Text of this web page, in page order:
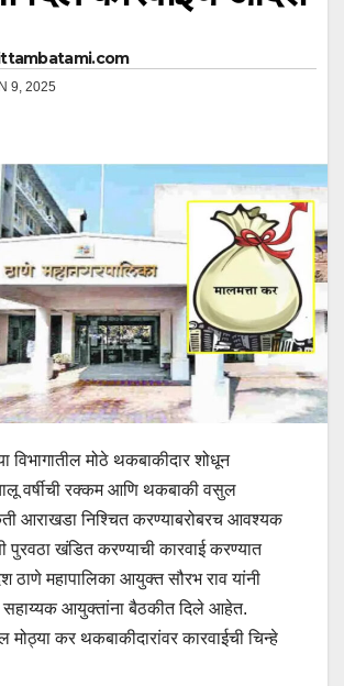
9, 2025
विभागातील मोठे थकबाकीदार शोधून
वर्षीची रक्कम आणि थकबाकी वसुल
आराखडा निश्चित करण्याबरोबरच आवश्यक
पुरवठा खंडित करण्याची कारवाई करण्यात
ठाणे महापालिका आयुक्त सौरभ राव यांनी
आयुक्तांना बैठकीत दिले आहेत.
मोठ्या कर थकबाकीदारांवर कारवाईची चिन्हे